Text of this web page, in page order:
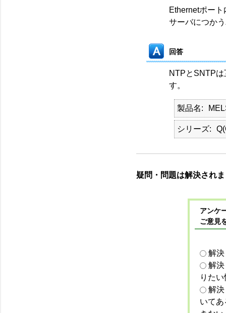
Ethernetポー
サーバにつか
回答
NTPとSNTP
す。
製品名
シリーズ
疑問・問題は解決され
アンケ
ご意見
解
解
りた
解
いて